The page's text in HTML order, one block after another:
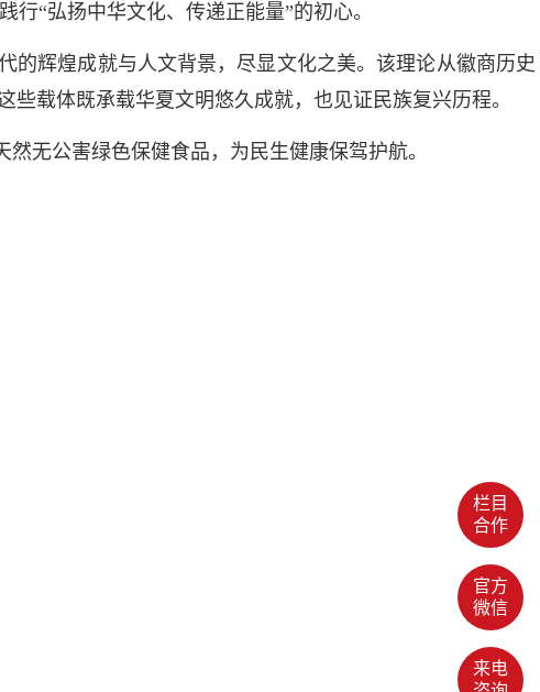
“弘扬中华文化、传递正能量”的初心。
的辉煌成就与人文背景，尽显文化之美。该理论从徽商历史
载体既承载华夏文明悠久成就，也见证民族复兴历程。
无公害绿色保健食品，为民生健康保驾护航。
栏目
合作
官方
微信
来电